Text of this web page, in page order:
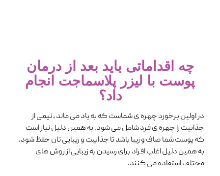
چه اقداماتی باید بعد از درمان
پوست با لیزر پلاسماجت انجام
داد؟
در اولین برخورد چهره ی شماست که به یاد می ماند ، نیمی از
جذابیت را چهره ی فرد شامل می شود. به همین دلیل نیاز است
که پوست شما صاف و زیبا باشد تا جذابیت و زیبایی تان حفظ شود.
به همین دلیل اغلب افراد برای رسیدن به زیبایی از روش های
مختلف استفاده می کنند.